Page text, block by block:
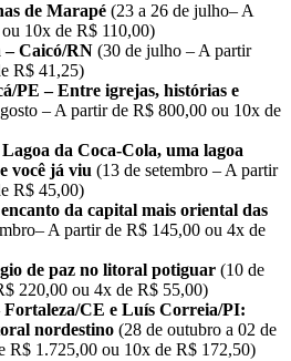
de Marapé (23 a 26 de julho– A
10x de R$ 110,00)
– Caicó/RN (30 de julho – A partir
R$ 41,25)
PE – Entre igrejas, histórias e
– A partir de R$ 800,00 ou 10x de
da Coca-Cola, uma lagoa
você já viu (13 de setembro – A partir
R$ 45,00)
da capital mais oriental das
A partir de R$ 145,00 ou 4x de
de paz no litoral potiguar (10 de
220,00 ou 4x de R$ 55,00)
Fortaleza/CE e Luís Correia/PI:
nordestino (28 de outubro a 02 de
R$ 1.725,00 ou 10x de R$ 172,50)